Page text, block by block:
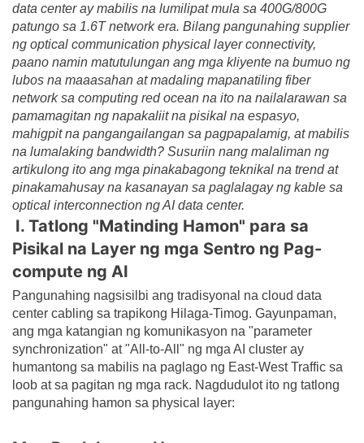
data center ay mabilis na lumilipat mula sa 400G/800G
patungo sa 1.6T network era. Bilang pangunahing supplier
ng optical communication physical layer connectivity,
paano namin matutulungan ang mga kliyente na bumuo ng
lubos na maaasahan at madaling mapanatiling fiber
network sa computing red ocean na ito na nailalarawan sa
pamamagitan ng napakaliit na pisikal na espasyo,
mahigpit na pangangailangan sa pagpapalamig, at mabilis
na lumalaking bandwidth? Susuriin nang malaliman ng
artikulong ito ang mga pinakabagong teknikal na trend at
pinakamahusay na kasanayan sa paglalagay ng kable sa
optical interconnection ng AI data center.
I. Tatlong "Matinding Hamon" para sa
Pisikal na Layer ng mga Sentro ng Pag-
compute ng AI
Pangunahing nagsisilbi ang tradisyonal na cloud data
center cabling sa trapikong Hilaga-Timog. Gayunpaman,
ang mga katangian ng komunikasyon na "parameter
synchronization" at "All-to-All" ng mga AI cluster ay
humantong sa mabilis na paglago ng East-West Traffic sa
loob at sa pagitan ng mga rack. Nagdudulot ito ng tatlong
pangunahing hamon sa physical layer: